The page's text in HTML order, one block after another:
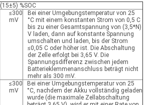
(15±5) %SOC
≤300
mV
Bei einer Umgebungstemperatur von 25
°C mit einem konstanten Strom von 0,5 C
bis zu einer Gesamtspannung von (3,5*N)
V laden, dann auf konstante Spannung
umschalten und laden, bis der Strom
≤0,05 C oder höher ist. Die Abschaltung
der Zelle erfolgt bei 3,65 V. Die
Spannungsdifferenz zwischen jedem
Batterieklemmenanschluss beträgt nicht
mehr als 300 mV.
≤300
mV
Bei einer Umgebungstemperatur von 25
°C, nachdem der Akku vollständig geladen
wurde (die maximale Zellabschaltung